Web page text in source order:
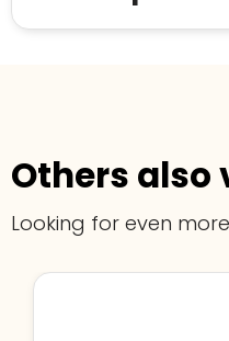
Others also
Looking for even